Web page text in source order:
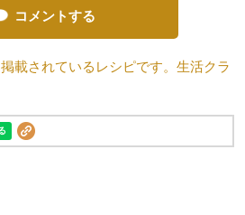
コメントする
載されているレシピです。生活クラ
ンドウで開きます。